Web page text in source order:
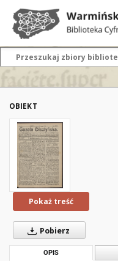
OBIEKT
Pokaż treść
Pobierz
OPIS